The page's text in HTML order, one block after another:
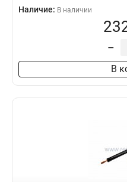
Наличие: В наличии
–
В